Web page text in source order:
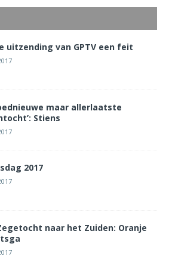
uitzending van GPTV een feit
maar allerlaatste
Stiens
2017
naar het Zuiden: Oranje